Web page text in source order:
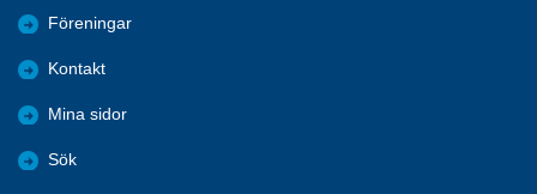
Föreningar
Kontakt
Mina sidor
Sök